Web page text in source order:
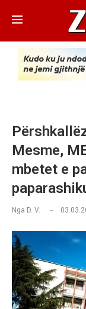
Mesme,
mbetet e
Nga D. V.